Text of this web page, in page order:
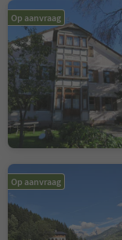
Op aanvraag
Op aanvraag